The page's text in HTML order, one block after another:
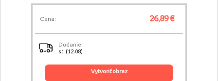
Cena: 26,89 €
Dodanie:
st. (12.08)
vytvoriť obraz